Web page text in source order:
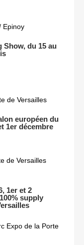
Epinoy
Show, du 15 au
de Versailles
européen du
1er décembre
de Versailles
1er et 2
supply
Expo de la Porte